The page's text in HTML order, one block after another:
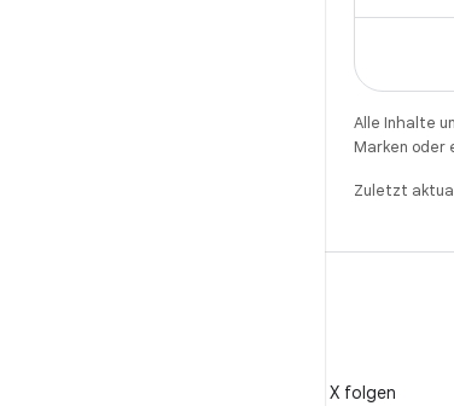
Alle Inhalte
Marken oder
Zuletzt
@AndroidDev auf X folgen